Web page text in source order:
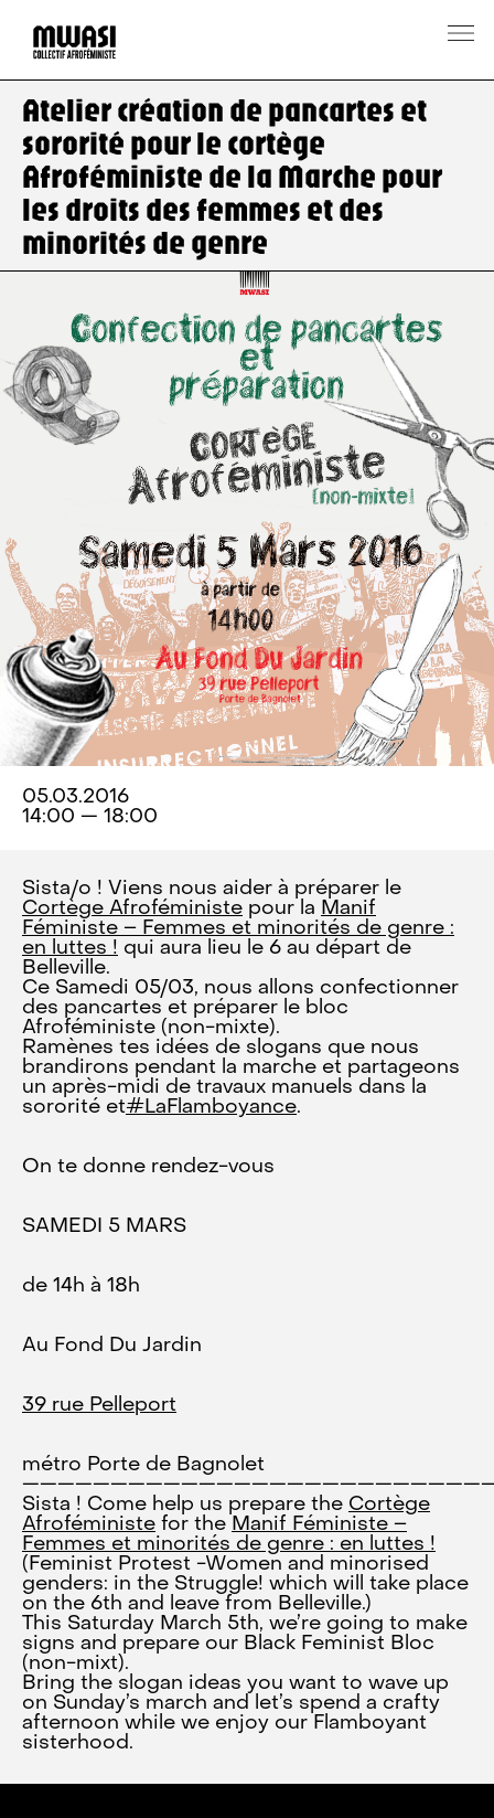
Atelier création de pancartes et
sororité pour le cortège
Afroféministe de la Marche pour
les droits des femmes et des
minorités de genre
05.03.2016
14:00 — 18:00
Sista/o ! Viens nous aider à préparer le
Cortège Afroféministe pour la Manif
Féministe – Femmes et minorités de genre :
en luttes ! qui aura lieu le 6 au départ de
Belleville.
Ce Samedi 05/03, nous allons confectionner
des pancartes et préparer le bloc
Afroféministe (non-mixte).
Ramènes tes idées de slogans que nous
brandirons pendant la marche et partageons
un après-midi de travaux manuels dans la
sororité et#LaFlamboyance.
On te donne rendez-vous
SAMEDI 5 MARS
de 14h à 18h
Au Fond Du Jardin
39 rue Pelleport
métro Porte de Bagnolet
Sista ! Come help us prepare the Cortège
Afroféministe for the Manif Féministe –
Femmes et minorités de genre : en luttes !
(Feminist Protest -Women and minorised
genders: in the Struggle! which will take place
on the 6th and leave from Belleville.)
This Saturday March 5th, we’re going to make
signs and prepare our Black Feminist Bloc
(non-mixt).
Bring the slogan ideas you want to wave up
on Sunday’s march and let’s spend a crafty
afternoon while we enjoy our Flamboyant
sisterhood.